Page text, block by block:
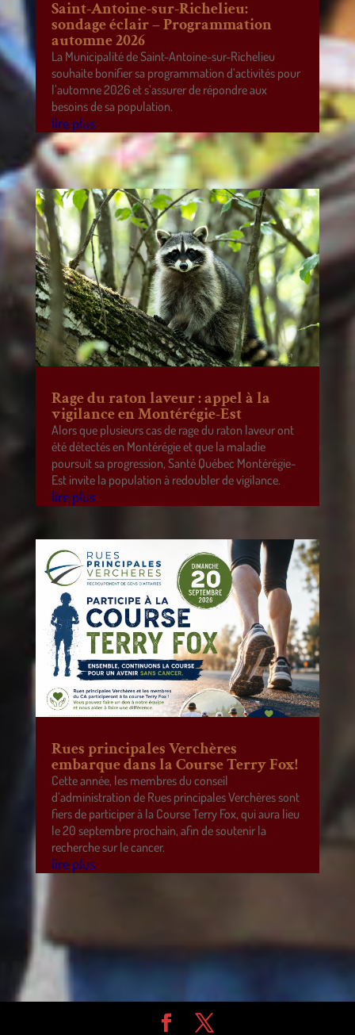
Saint-Antoine-sur-Richelieu:
sondage éclair – Programmation
automne 2026
La Municipalité de Saint-Antoine-sur-Richelieu
souhaite bonifier sa programmation d’activités pour
l’automne 2026 et s’assurer de répondre aux
besoins de sa population.
lire plus
Rage du raton laveur : appel à la
vigilance en Montérégie-Est
Alors que plusieurs cas de rage du raton laveur ont
été détectés en Montérégie et que la maladie
poursuit sa progression, Santé Québec Montérégie-
Est invite la population à redoubler de vigilance.
lire plus
Rues principales Verchères
embarque dans la Course Terry Fox!
Cette année, les membres du conseil
d’administration de Rues principales Verchères sont
fiers de participer à la Course Terry Fox, qui aura lieu
le 20 septembre prochain, afin de soutenir la
recherche sur le cancer.
lire plus